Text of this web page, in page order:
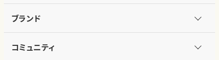
ブランド
コミュニティ